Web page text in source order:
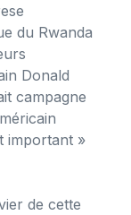
du Rwanda
Donald
campagne
important »
de cette